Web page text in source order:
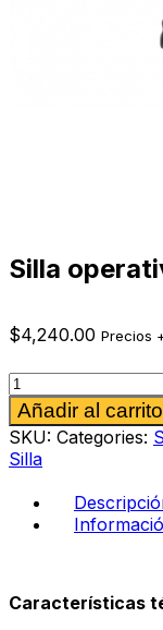
Silla
$4,240.00 Precios
Silla
operativa
Guida
cantidad
Añadir al carrito
SKU: Categories:
Silla
Características